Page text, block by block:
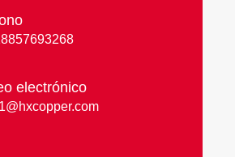
electrónico